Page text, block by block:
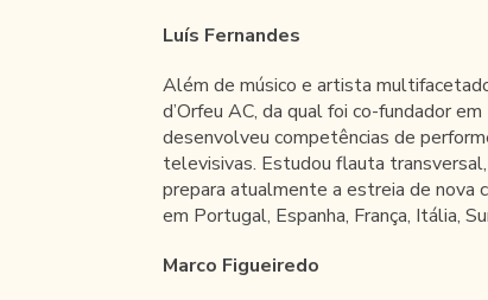
Luís Fernandes
Além de músico e artista
d’Orfeu AC, da qual foi co-fundador
desenvolveu competências de
televisivas. Estudou flauta
prepara atualmente a estreia de nova
em Portugal, Espanha, França, Itália,
Marco Figueiredo